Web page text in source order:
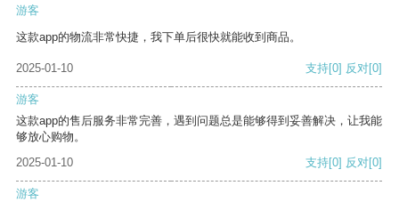
游客
这款app的物流非常快捷，我下单后很快就能收到商品。
2025-01-10 支持[0] 反对[0]
游客
这款app的售后服务非常完善，遇到问题总是能够得到妥善解决，让我能
够放心购物。
2025-01-10
支持[0] 反对[0]
游客